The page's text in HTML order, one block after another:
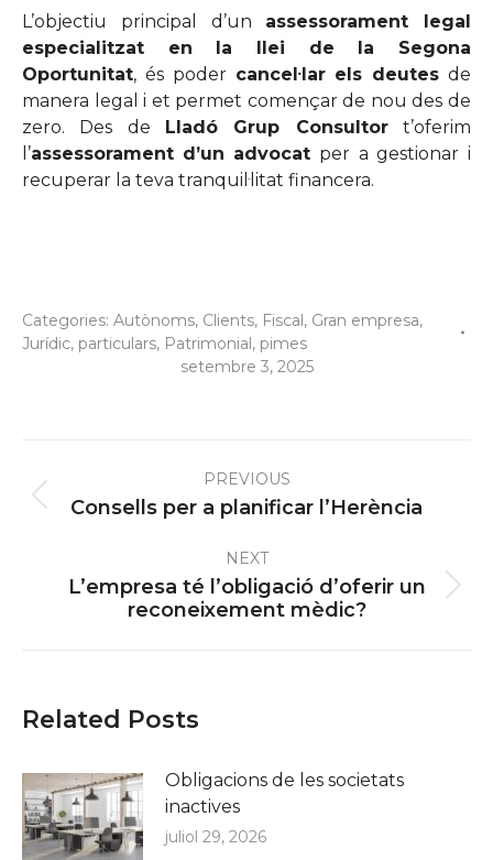
L’objectiu principal d’un assessorament legal
especialitzat en la llei de la Segona
Oportunitat, és poder cancel·lar els deutes de
manera legal i et permet començar de nou des de
zero. Des de Lladó Grup Consultort’oferim
l’assessorament d’un advocat per a gestionar i
recuperar la teva tranquil·litat financera.
Categories: Autònoms, Clients, Fiscal, Gran empresa,
Jurídic, particulars, Patrimonial, pimes
setembre 3, 2025
navigationPREVIOUS
Previous
Consells per a planificar l’Herència
NEXT
Next
post:
L’empresa té l’obligació d’oferir un
reconeixement mèdic?
Related Posts
Obligacions de les societats
inactives
juliol 29, 2026